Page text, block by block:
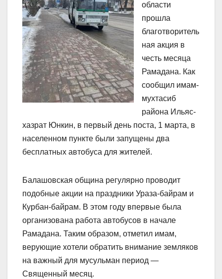
области
прошла
благотворитель
ная акция в
честь месяца
Рамадана. Как
сообщил имам-
мухтасиб
района Ильяс-
хазрат Юнкин, в первый день поста, 1 марта, в
населенном пункте были запущены два
бесплатных автобуса для жителей.
Балашовская община регулярно проводит
подобные акции на праздники Ураза-байрам и
Курбан-байрам. В этом году впервые была
организована работа автобусов в начале
Рамадана. Таким образом, отметил имам,
верующие хотели обратить внимание земляков
на важный для мусульман период —
Священный месяц.